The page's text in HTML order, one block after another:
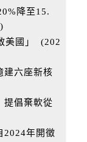
降至15.
)
國」
(202
建六座新核
提倡棄軟從
2024年開徵